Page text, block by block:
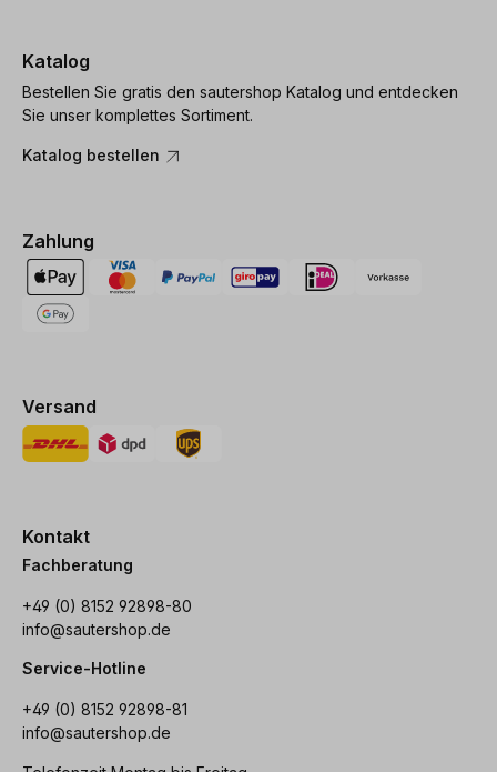
Katalog
Bestellen Sie gratis den sautershop Katalog und entdecken
Sie unser komplettes Sortiment.
Katalog bestellen
Zahlung
Versand
Kontakt
Fachberatung
+49 (0) 8152 92898-80
info@sautershop.de
Service-Hotline
+49 (0) 8152 92898-81
info@sautershop.de